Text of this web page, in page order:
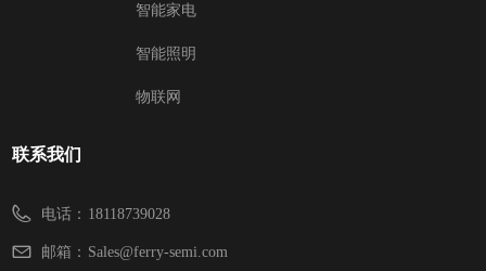
智能家电
智能照明
物联网
联系我们
电话： 18118739028
邮箱： Sales@ferry-semi.com